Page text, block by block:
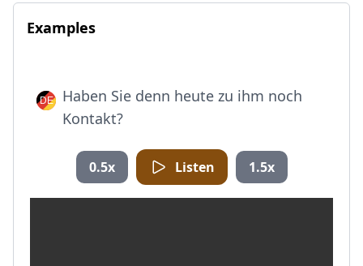
Examples
Haben Sie denn heute zu ihm noch
Kontakt?
0.5x Listen 1.5x